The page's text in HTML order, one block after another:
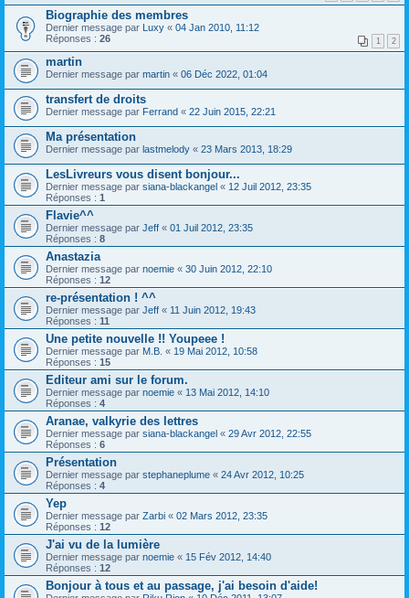
Biographie des membres
Dernier message par Luxy « 04 Jan 2010, 11:12
Réponses : 26 1 2
martin
Dernier message par martin « 06 Déc 2022, 01:04
transfert de droits
Dernier message par Ferrand « 22 Juin 2015, 22:21
Ma présentation
Dernier message par lastmelody « 23 Mars 2013, 18:29
LesLivreurs vous disent bonjour...
Dernier message par siana-blackangel « 12 Juil 2012, 23:35
Réponses : 1
Flavie^^
Dernier message par Jeff « 01 Juil 2012, 23:35
Réponses : 8
Anastazia
Dernier message par noemie « 30 Juin 2012, 22:10
Réponses : 12
re-présentation ! ^^
Dernier message par Jeff « 11 Juin 2012, 19:43
Réponses : 11
Une petite nouvelle !! Youpeee !
Dernier message par M.B. « 19 Mai 2012, 10:58
Réponses : 15
Editeur ami sur le forum.
Dernier message par noemie « 13 Mai 2012, 14:10
Réponses : 4
Aranae, valkyrie des lettres
Dernier message par siana-blackangel « 29 Avr 2012, 22:55
Réponses : 6
Présentation
Dernier message par stephaneplume « 24 Avr 2012, 10:25
Réponses : 4
Yep
Dernier message par Zarbi « 02 Mars 2012, 23:35
Réponses : 12
J'ai vu de la lumière
Dernier message par noemie « 15 Fév 2012, 14:40
Réponses : 12
Bonjour à tous et au passage, j'ai besoin d'aide!